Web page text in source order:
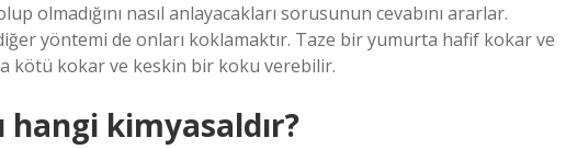
olmadığını nasıl anlayacakları sorusunun cevabını ararlar.
yöntemi de onları koklamaktır. Taze bir yumurta hafif kokar ve
kötü kokar ve keskin bir koku verebilir.
kimyasaldır?